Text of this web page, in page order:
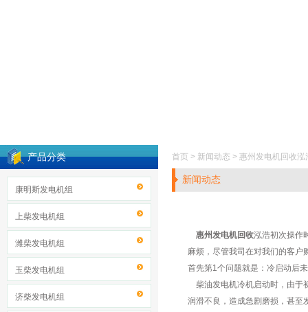
产品分类
康明斯发电机组
上柴发电机组
潍柴发电机组
玉柴发电机组
济柴发电机组
首页 > 新闻动态 > 惠州发电机回收
新闻动态
惠州发电机回收泓浩初次操作
麻烦，尽管我司在对我们的客户
首先第1个问题就是：冷启动后
柴油发电机冷机启动时，由于
润滑不良，造成急剧磨损，甚至